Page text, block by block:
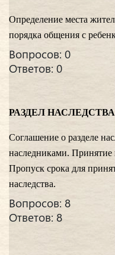
Определение места
порядка общения с
Вопросов: 0
Ответов: 0
РАЗДЕЛ
Соглашение о разделе
наследниками. Принятие
Пропуск срока для
наследства.
Вопросов: 8
Ответов: 8